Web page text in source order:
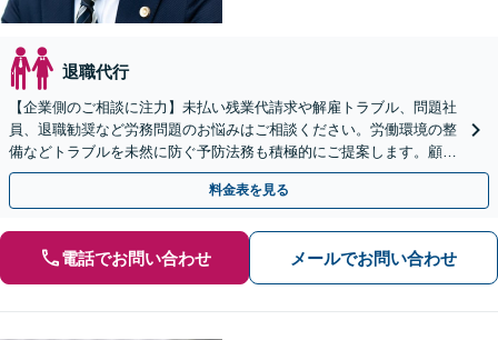
退職代行
【企業側のご相談に注力】未払い残業代請求や解雇トラブル、問題社
員、退職勧奨など労務問題のお悩みはご相談ください。労働環境の整
備などトラブルを未然に防ぐ予防法務も積極的にご提案します。顧問
契約もお任せください【初回相談無料】【扇町駅5分】
料金表を見る
電話でお問い合わせ メールでお問い合わせ